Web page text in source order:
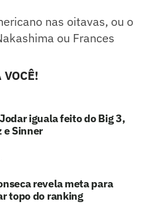
nas oitavas, ou o
ou Frances
iguala feito do Big 3,
e Sinner
revela meta para
topo do ranking